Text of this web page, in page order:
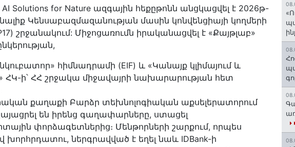
AI Solutions for Nature ազգային հեքըթոնն անցկացվել է 2026թ-
Կենսաբազմազանության մասին կոնվենցիայի կողմերի
շրջանակում: Միջոցառումն իրականացվել է «Քայթլաբ»
հիմնադրամի (EIF) և «Կանայք կլիմայում և
ՀԿ-ի՝ ՀՀ շրջակա միջավայրի նախարարության հետ
քաղաքի Բարձր տեխնոլոգիական աքսելերատորում
են իրենց գաղափարները, ստացել
փորձագետներից։ Մենթորների շարքում, որպես
ներգրավված է եղել նաև IDBank-ի